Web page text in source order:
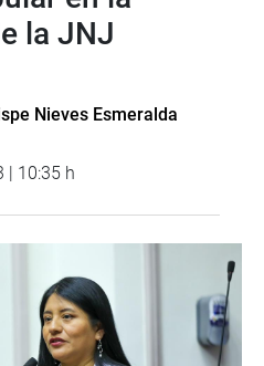
la JNJ
Nieves Esmeralda
| 10:35 h